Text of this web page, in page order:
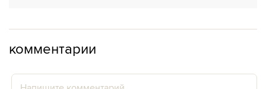
комментарии